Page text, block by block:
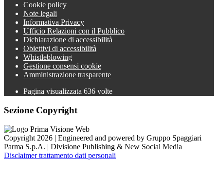
Cookie policy
Note legali
Informativa Privacy
Ufficio Relazioni con il Pubblico
Dichiarazione di accessibilità
Obiettivi di accessibilità
Whistleblowing
Gestione consensi cookie
Amministrazione trasparente
Pagina visualizzata 636 volte
Sezione Copyright
Copyright 2026 | Engineered and powered by Gruppo Spaggiari
Parma S.p.A. | Divisione Publishing & New Social Media
Disclaimer trattamento dati personali